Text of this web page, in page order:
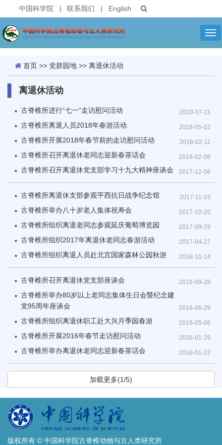
中国科学院 | 联系我们 | English
首页 >> 党群园地 >> 离退休活动
离退休活动
2018-07-11
古脊椎所进行“七一”走访慰问活动
2018-05-02
古脊椎所离退人员2018年春游活动
2018-02-11
古脊椎所开展2018年春节前的走访慰问活动
2018-02-08
古脊椎所召开离退休老同志迎新春茶话会
2017-12-06
古脊椎所召开离退休党支部学习十九大精神座谈会
2017-11-03
古脊椎所离退休支部参观平西抗日战争纪念馆
2017-10-20
古脊椎所举办八十岁老人集体祝寿会
2017-09-29
古脊椎所组织离退老同志参观延庆葡萄博览园
2017-04-27
古脊椎所组织2017年离退休老同志春游活动
2016-10-14
古脊椎所组织离退人员赴北宫国家森林公园秋游
2016-09-28
古脊椎所召开离退休党支部座谈会
2016-06-29
古脊椎所举办80岁以上老同志集体生日会暨纪念建
党95周年座谈会
2016-05-06
古脊椎所组织离退休职工赴大兴月季园春游
2016-01-29
古脊椎所开展2016年春节走访慰问活动
2016-01-22
古脊椎所举办离退休老同志迎新春茶话会
加载更多(1/5)
版权所有 © 中国科学院古脊椎动物与古人类研究所